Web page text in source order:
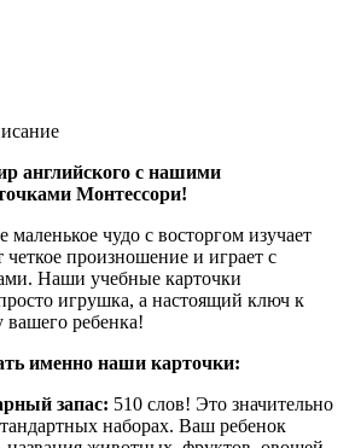
английского с нашими
Монтессори!
маленькое чудо с восторгом изучает
произношение и играет с
Наши учебные карточки
игрушка, а настоящий ключ к
ребенка!
именно наши карточки:
запас: 510 слов! Это значительно
наборах. Ваш ребенок